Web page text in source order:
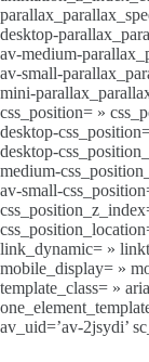
desktop-
av-medium-
av-small-
mini-
css_position= »
desktop-
desktop-
medium-
av-small-
link_dynamic= »
mobile_display= »
template_class= »
av_uid=’av-2jsydi’